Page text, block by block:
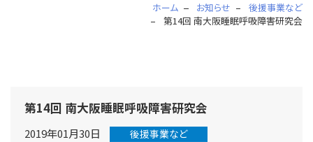
ホーム お知らせ
後援事業など
第14回 南大阪睡眠呼吸障害研究会
第14回 南大阪睡眠呼吸障害研究会
2019年01月30日 後援事業など